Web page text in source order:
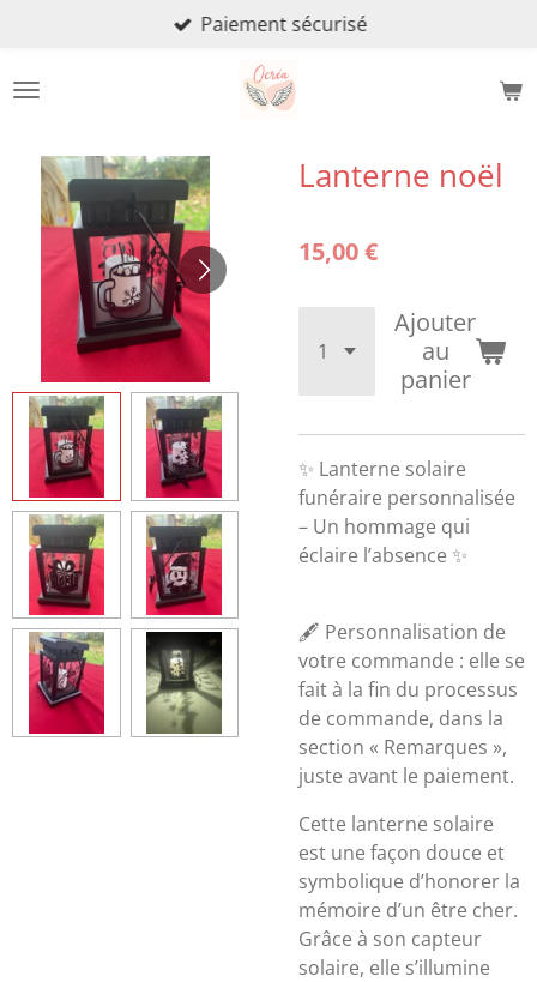
contenu
Paiement sécurisé
Lanterne noël
15,00 €
Ajouter
au
panier
✨ Lanterne solaire
funéraire personnalisée
– Un hommage qui
éclaire l’absence ✨
🖋️ Personnalisation de
votre commande : elle se
fait à la fin du processus
de commande, dans la
section « Remarques »,
juste avant le paiement.
Cette lanterne solaire
est une façon douce et
symbolique d’honorer la
mémoire d’un être cher.
Grâce à son capteur
solaire, elle s’illumine